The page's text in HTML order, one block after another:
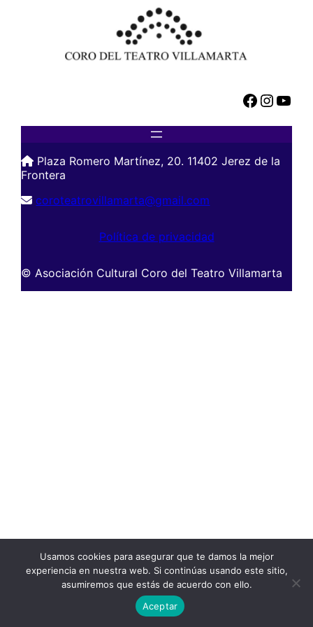
Facebook Instagram YouTube
Plaza Romero Martínez, 20. 11402 Jerez de la
Frontera
coroteatrovillamarta@gmail.com
Política de privacidad
© Asociación Cultural Coro del Teatro Villamarta
Usamos cookies para asegurar que te damos la mejor
experiencia en nuestra web. Si continúas usando este sitio,
asumiremos que estás de acuerdo con ello.
Aceptar